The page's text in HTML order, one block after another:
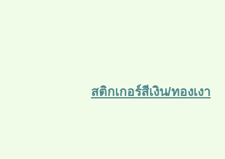
สติกเกอร์สีเงิน/ทองเงา